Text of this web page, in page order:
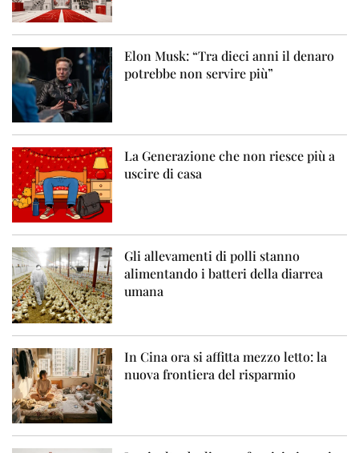
Elon Musk: “Tra dieci anni il denaro
potrebbe non servire più”
La Generazione che non riesce più a
uscire di casa
Gli allevamenti di polli stanno
alimentando i batteri della diarrea
umana
In Cina ora si affitta mezzo letto: la
nuova frontiera del risparmio